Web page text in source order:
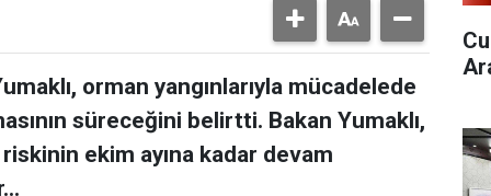
orman yangınlarıyla mücadelede
süreceğini belirtti. Bakan Yumaklı,
ekim ayına kadar devam